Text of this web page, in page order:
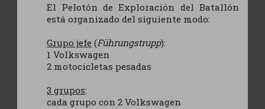
El Pelotón de Exploración del Batallón
está organizado del siguiente modo:
Grupo jefe (Führungstrupp):
1 Volkswagen
2 motocicletas pesadas
3 grupos:
cada grupo con 2 Volkswagen